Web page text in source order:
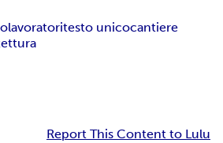
lavoratoritesto unicocantiere
Report This Content to Lulu